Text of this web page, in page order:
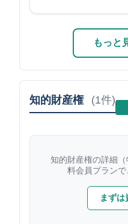
もっと
知的財産権 (1件)
知的財産権の詳細
料会員プランで
まず